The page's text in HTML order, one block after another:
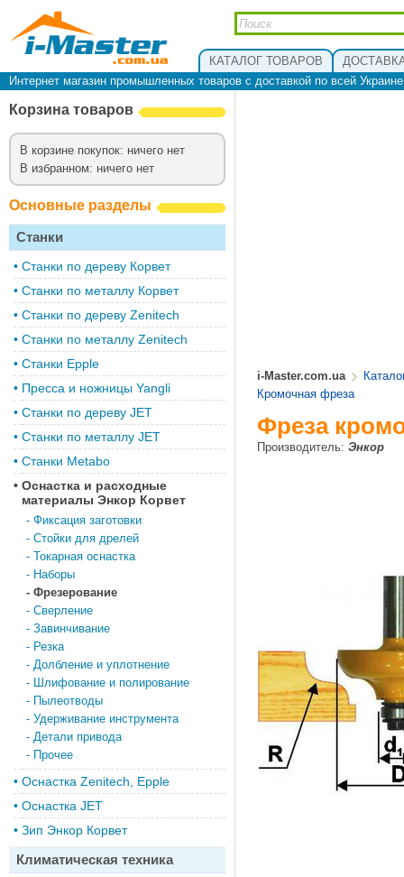
КАТАЛОГ ТОВАРОВ
Интернет магазин промышленных товаров с доставкой по всей
Корзина товаров
В корзине покупок: ничего нет
В избранном: ничего нет
Основные разделы
Станки
• Cтанки по дереву Корвет
• Станки по металлу Корвет
• Cтанки по дереву Zenitech
• Cтанки по металлу Zenitech
• Станки Epple
• Пресса и ножницы Yangli
• Станки по дереву JET
• Станки по металлу JET
• Станки Metabo
• Оснастка и расходные
материалы Энкор Корвет
- Фиксация заготовки
- Стойки для дрелей
- Токарная оснастка
- Наборы
- Фрезерование
- Сверление
- Завинчивание
- Резка
- Долбление и уплотнение
- Шлифование и полирование
- Пылеотводы
- Удерживание инструмента
- Детали привода
- Прочее
• Оснастка Zenitech, Epple
• Оснастка JET
• Зип Энкор Корвет
Климатическая техника
i-Master.com.ua
Кромочная фреза
Фреза
Производитель: Энкор